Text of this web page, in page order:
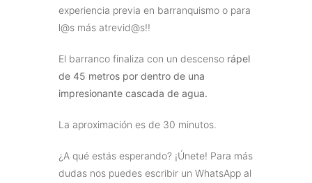
experiencia previa en barranquismo o para
l@s más atrevid@s!!
El barranco finaliza con un descenso rápel
de 45 metros por dentro de una
impresionante cascada de agua.
La aproximación es de 30 minutos.
¿A qué estás esperando? ¡Únete! Para más
dudas nos puedes escribir un WhatsApp al